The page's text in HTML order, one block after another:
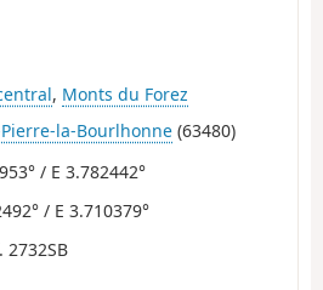
, Monts du Forez
la-Bourlhonne (63480)
/ E 3.782442°
/ E 3.710379°
2732SB